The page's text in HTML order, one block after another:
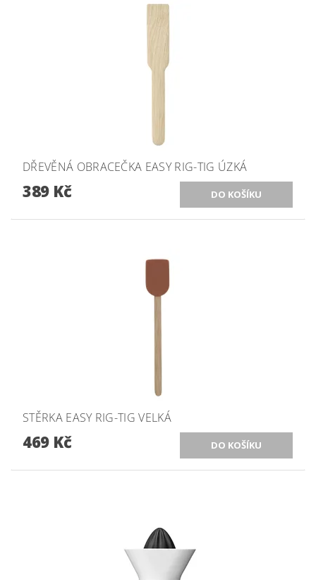
DŘEVĚNÁ OBRACEČKA EASY RIG-TIG ÚZKÁ
389 Kč
STĚRKA EASY RIG-TIG VELKÁ
469 Kč